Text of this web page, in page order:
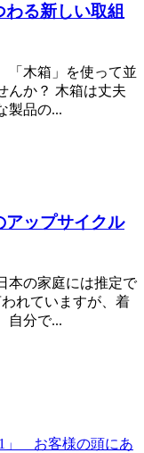
る新しい取組
「木箱」を使って並
んか？ 木箱は丈夫
製品の...
アップサイクル
本の家庭には推定で
れていますが、着
自分で...
」 お客様の頭にあ